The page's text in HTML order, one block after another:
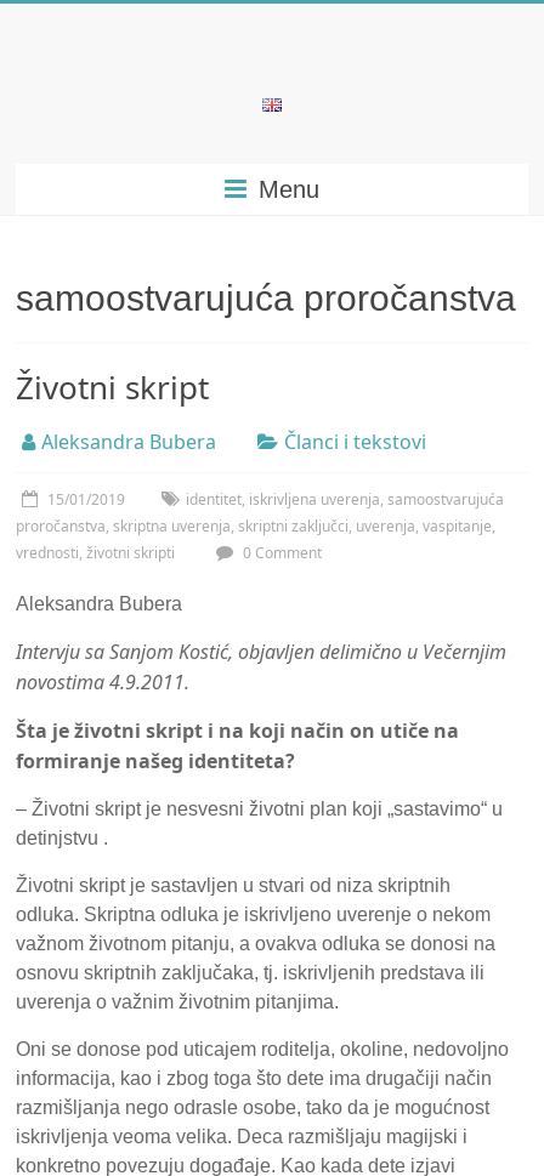
Menu
samoostvarujuća proročanstva
Životni skript
Aleksandra Bubera Članci i tekstovi
15/01/2019 identitet, iskrivljena uverenja,samoostvarujuća
proročanstva,skriptna uverenja,skriptni zaključci, uverenja,vaspitanje,
vrednosti,životni skripti 0 Comment
Aleksandra Bubera
Intervju sa Sanjom Kostić, objavljen delimično u Večernjim
novostima 4.9.2011.
Šta je životni skript i na koji način on utiče na
formiranje našeg identiteta?
– Životni skript je nesvesni životni plan koji „sastavimo“ u
detinjstvu .
Životni skript je sastavljen u stvari od niza skriptnih
odluka. Skriptna odluka je iskrivljeno uverenje o nekom
važnom životnom pitanju, a ovakva odluka se donosi na
osnovu skriptnih zaključaka, tj. iskrivljenih predstava ili
uverenja o važnim životnim pitanjima.
Oni se donose pod uticajem roditelja, okoline, nedovoljno
informacija, kao i zbog toga što dete ima drugačiji način
razmišljanja nego odrasle osobe, tako da je mogućnost
iskrivljenja veoma velika. Deca razmišljaju magijski i
konkretno povezuju događaje. Kao kada dete izjavi